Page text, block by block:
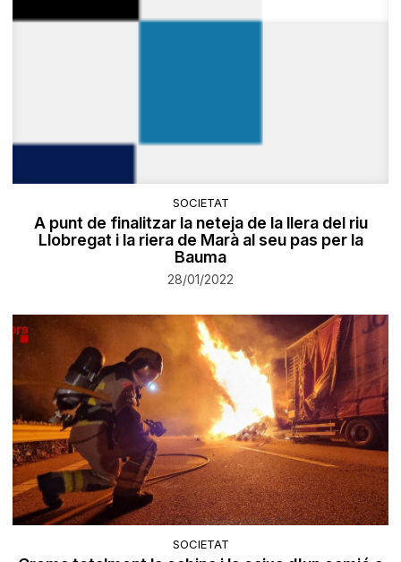
SOCIETAT
A punt de finalitzar la neteja de la llera del riu
Llobregat i la riera de Marà al seu pas per la
Bauma
28/01/2022
SOCIETAT